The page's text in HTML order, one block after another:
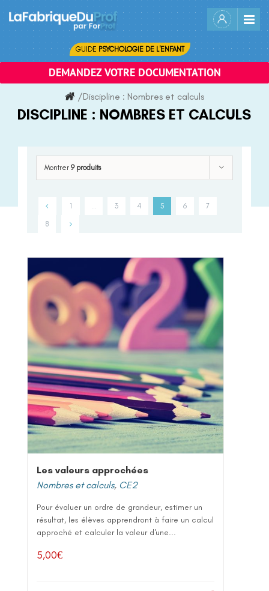
content
GUIDE PSYCHOLOGIE DE L'ENFANT
DEMANDEZ VOTRE DOCUMENTATION
/Discipline : Nombres et calculs
DISCIPLINE : NOMBRES ET CALCULS
Montrer 9 produits
1 3 4 5 6 7
8
Les valeurs approchées
Nombres et calculs, CE2
Pour évaluer un ordre de grandeur, estimer un
résultat, les élèves apprendront à faire un calcul
approché et calculer la valeur d'une...
5,00€